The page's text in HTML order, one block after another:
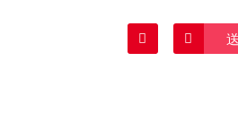
清除